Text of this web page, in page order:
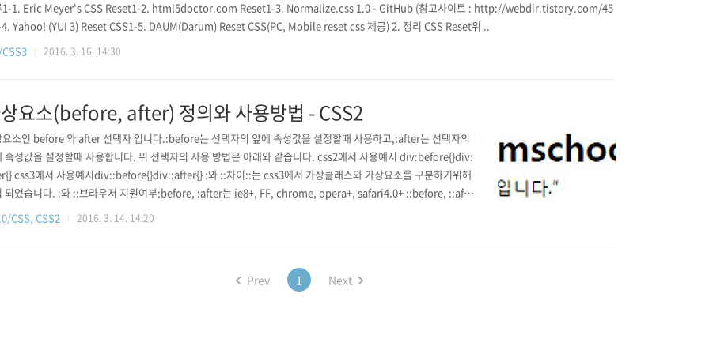
1-1. Eric Meyer's CSS Reset1-2. html5doctor.com Reset1-3. Normalize.css 1.0 - GitHub (참고사이트 : http://webdir.tistory.com/45
Yahoo! (YUI 3) Reset CSS1-5. DAUM(Darum) Reset CSS(PC, Mobile reset css 제공) 2. 정리 CSS Reset위 ..
2016. 3. 16. 14:30
요소(before, after) 정의와 사용방법 - CSS2
소인 before 와 after 선택자 입니다.:before는 선택자의 앞에 속성값을 설정할때 사용하고,:after는 선택자의
속성값을 설정할때 사용합니다. 위 선택자의 사용 방법은 아래와 같습니다. css2에서 사용예시 div:before{}div:
css3에서 사용예시div::before{}div::after{} :와 ::차이::는 css3에서 가상클래스와 가상요소를 구분하기위해
되었습니다. :와 ::브라우저 지원여부:before, :after는 ie8+, FF, chrome, opera+, safari4.0+ ::before, ::afte
FF1.5(1.8)+, chrome, opera7+, safari4.0+ 사용방법:before, :after는 주로 c..
CSS, CSS2 2016. 3. 14. 14:20
Prev 1 Next